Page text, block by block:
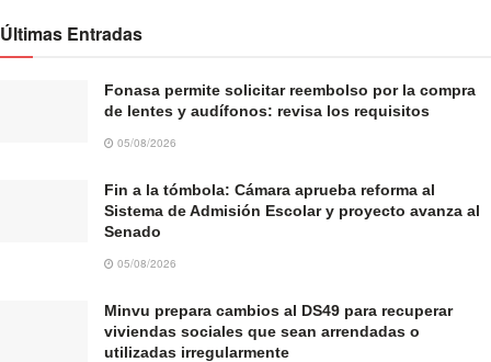
Últimas Entradas
Fonasa permite solicitar reembolso por la compra
de lentes y audífonos: revisa los requisitos
05/08/2026
Fin a la tómbola: Cámara aprueba reforma al
Sistema de Admisión Escolar y proyecto avanza al
Senado
05/08/2026
Minvu prepara cambios al DS49 para recuperar
viviendas sociales que sean arrendadas o
utilizadas irregularmente